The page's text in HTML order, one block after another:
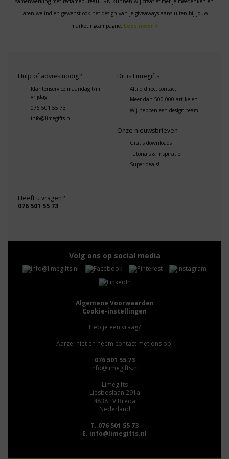
laten we indien gewenst ook het design van je giveaways aansluiten bij jouw
marketingcampagne. Lees meer >
Hulp of advies nodig?
Klantenservice maandag t/m
vrijdag
076 501 55 73
info@limegifts.nl
Dit is Limegifts
Altijd direct contact
Meer dan 500.000 artikelen
Wij hebben een design team!
Onze nieuwsbrieven
Gratis downloads
Tutorials & Inspiratie
Super deals!
Heeft u vragen?
076 501 55 73
Volg ons op social media
Algemene Voorwaarden
Cookie-instellingen
Heb je een vraag?
Aarzel niet en neem contact met ons op:
076 501 55 73
info@limegifts.nl
Limegifts
Liesboslaan 291a
4838 EV Breda
Nederland
T. 076 501 55 73
E. info@limegifts.nl